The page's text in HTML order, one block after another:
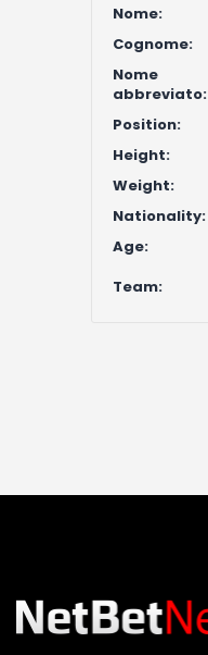
Nome:
Cognome:
Nome
abbreviato:
Position:
Height:
Weight:
Nationality:
Age:
Team: